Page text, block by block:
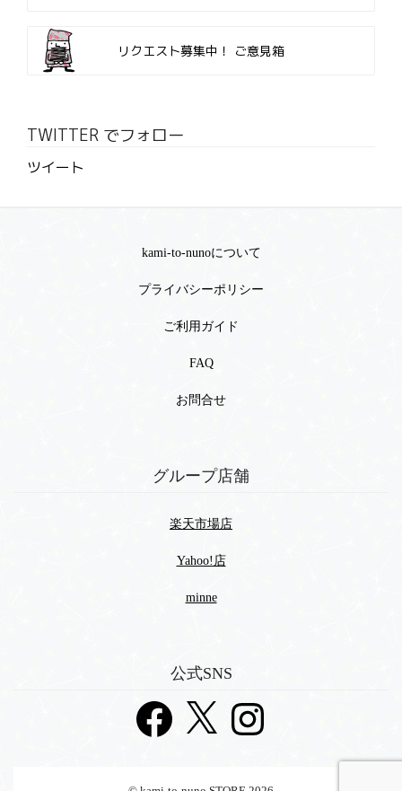
リクエスト募集中！ ご意見箱
TWITTER でフォロー
ツイート
kami-to-nunoについて
プライバシーポリシー
ご利用ガイド
FAQ
お問合せ
グループ店舗
楽天市場店
Yahoo!店
minne
公式SNS
Facebook Instagram